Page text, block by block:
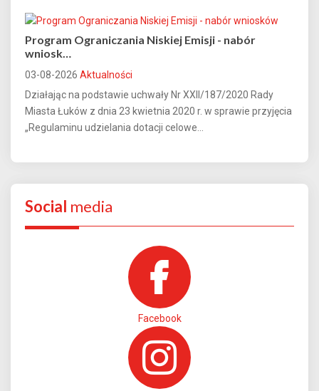
Program Ograniczania Niskiej Emisji - nabór
wniosk…
03-08-2026 Aktualności
Działając na podstawie uchwały Nr XXII/187/2020 Rady
Miasta Łuków z dnia 23 kwietnia 2020 r. w sprawie przyjęcia
„Regulaminu udzielania dotacji celowe...
Social media
Facebook